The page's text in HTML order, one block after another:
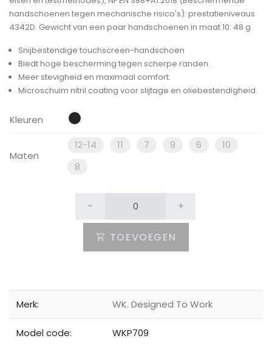
handschoenen tegen mechanische risico's): prestatieniveaus
4342D. Gewicht van een paar handschoenen in maat 10: 48 g
Snijbestendige touchscreen-handschoen
Biedt hoge bescherming tegen scherpe randen.
Meer stevigheid en maximaal comfort.
Microschuim nitril coating voor slijtage en oliebestendigheid.
Kleuren
Maten
12-14 11 7 9 6
10
8
- +
TOEVOEGEN
Merk: WK. Designed To Work
Model code: WKP709